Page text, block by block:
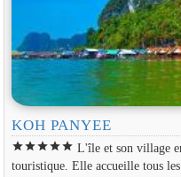
KOH PANYEE
starstarstarstarstar L'île et son village
touristique. Elle accueille tous